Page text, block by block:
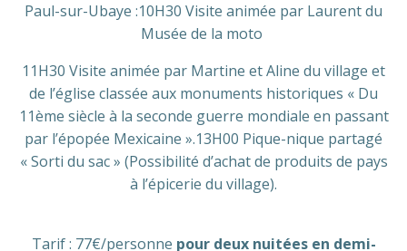
Paul-sur-Ubaye :10H30 Visite animée par Laurent du
Musée de la moto
11H30 Visite animée par Martine et Aline du village et
de l’église classée aux monuments historiques « Du
11ème siècle à la seconde guerre mondiale en passant
par l’épopée Mexicaine ».13H00 Pique-nique partagé
« Sorti du sac » (Possibilité d’achat de produits de pays
à l’épicerie du village).
Tarif : 77€/personne pour deux nuitées en demi-